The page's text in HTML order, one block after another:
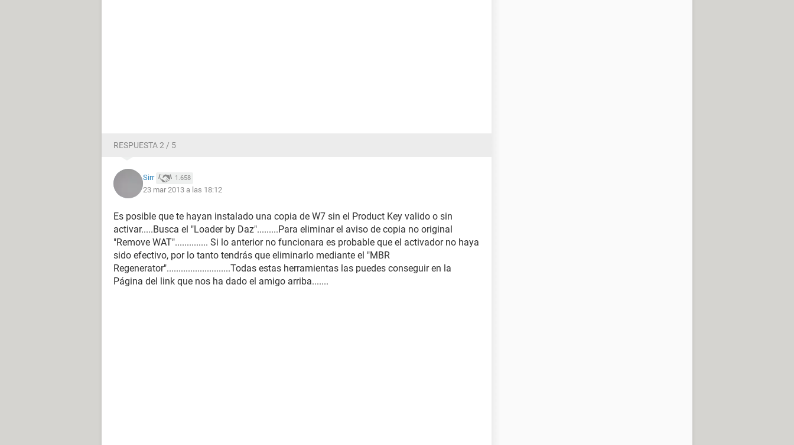
RESPUESTA 2 / 5
Sirr 1.658
23 mar 2013 a las 18:12
Es posible que te hayan instalado una copia de W7 sin el Product Key valido o sin
activar.....Busca el "Loader by Daz".........Para eliminar el aviso de copia no original
"Remove WAT".............. Si lo anterior no funcionara es probable que el activador no haya
sido efectivo, por lo tanto tendrás que eliminarlo mediante el "MBR
Regenerator"...........................Todas estas herramientas las puedes conseguir en la
Página del link que nos ha dado el amigo arriba.......